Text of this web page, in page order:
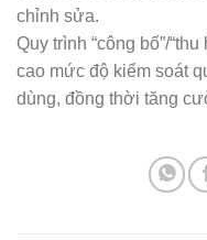
chỉnh sửa.
Quy trình “công bố”/“thu
cao mức độ kiểm soát
dùng, đồng thời tăng